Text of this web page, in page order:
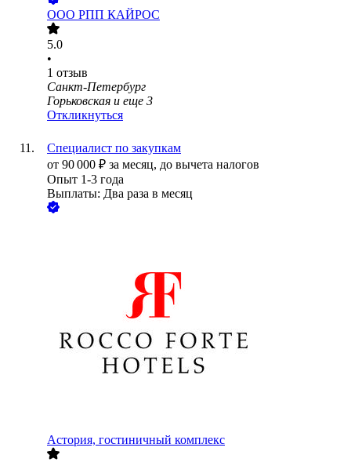
ООО РПП КАЙРОС
5.0
•
1 отзыв
Санкт-Петербург
Горьковская и еще 3
Откликнуться
Специалист по закупкам
от 90 000 ₽ за месяц, до вычета налогов
Опыт 1-3 года
Выплаты: Два раза в месяц
Астория, гостиничный комплекс